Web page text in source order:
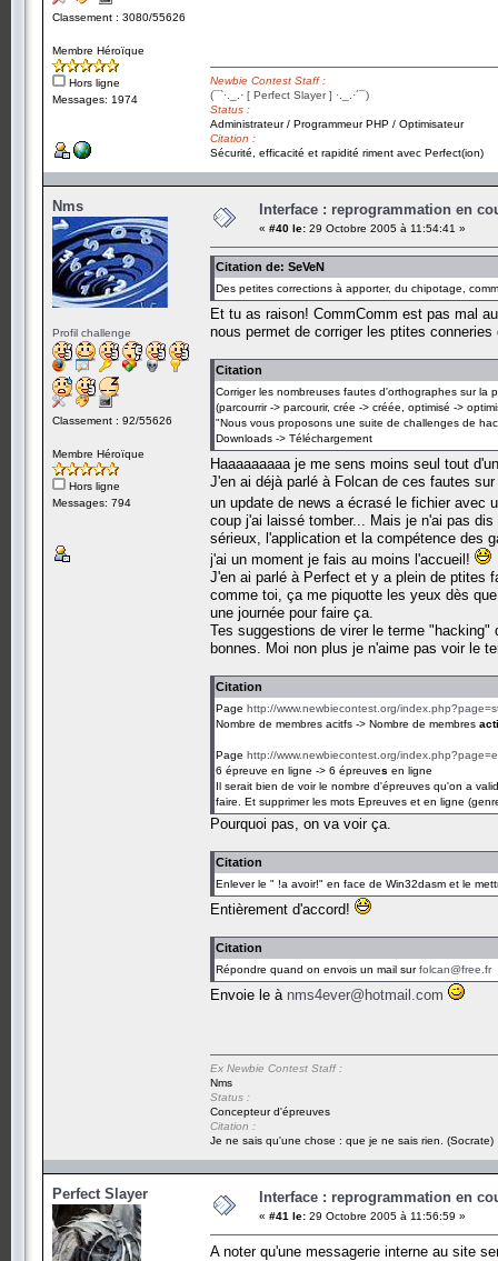
Classement : 3080/55626
Membre Héroïque
Hors ligne
Messages: 1974
Newbie Contest Staff :
(¯`·._.· [ Perfect Slayer ] ·._.·´¯)
Status :
Administrateur / Programmeur PHP / Optimisateur
Citation :
Sécurité, efficacité et rapidité riment avec Perfect(ion)
Nms
Profil challenge
Classement : 92/55626
Membre Héroïque
Hors ligne
Messages: 794
Interface : reprogrammation en
« #40 le: 29 Octobre 2005 à 11:54:41 »
Citation de: SeVeN
Des petites corrections à apporter, du chipotage,
Et tu as raison! CommComm est pas mal
nous permet de corriger les ptites
Citation
Corriger les nombreuses fautes d'orthographes sur
(parcourrir -> parcourir, crée -> créée, optimisé ->
"Nous vous proposons une suite de challenges de
Downloads -> Téléchargement
Haaaaaaaaa je me sens moins seul tout
J'en ai déjà parlé à Folcan de ces fautes
un update de news a écrasé le fichier avec
coup j'ai laissé tomber... Mais je n'ai pas
sérieux, l'application et la compétence des
j'ai un moment je fais au moins l'accueil!
J'en ai parlé à Perfect et y a plein de ptites
comme toi, ça me piquotte les yeux dès
une journée pour faire ça.
Tes suggestions de virer le terme
bonnes. Moi non plus je n'aime pas voir le
Citation
Page http://www.newbiecontest.org/
Nombre de membres acitfs -> Nombre de membres
Page http://www.newbiecontest.org/
6 épreuve en ligne -> 6 épreuves en ligne
Il serait bien de voir le nombre d'épreuves qu'on a
faire. Et supprimer les mots Epreuves et en ligne
Pourquoi pas, on va voir ça.
Citation
Enlever le " !a avoir!" en face de Win32dasm et le
Entièrement d'accord!
Citation
Répondre quand on envois un mail surfolcan@free.fr
Envoie le à nms4ever@hotmail.com
Ex Newbie Contest Staff :
Nms
Status :
Concepteur d'épreuves
Citation :
Je ne sais qu'une chose : que je ne sais rien. (Socrate)
Perfect Slayer Interface : reprogrammation en
« #41 le: 29 Octobre 2005 à 11:56:59 »
A noter qu'une messagerie interne au site